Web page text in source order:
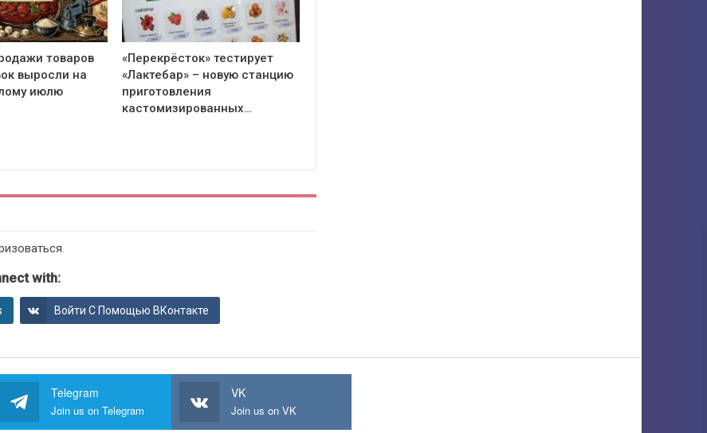
товаров
выросли на
июлю
«Перекрёсток» тестирует
«Лактебар» – новую станцию
приготовления
кастомизированных…
.
with:
Войти С Помощью ВКонтакте
Telegram
Join us on Telegram
VK
Join us on VK